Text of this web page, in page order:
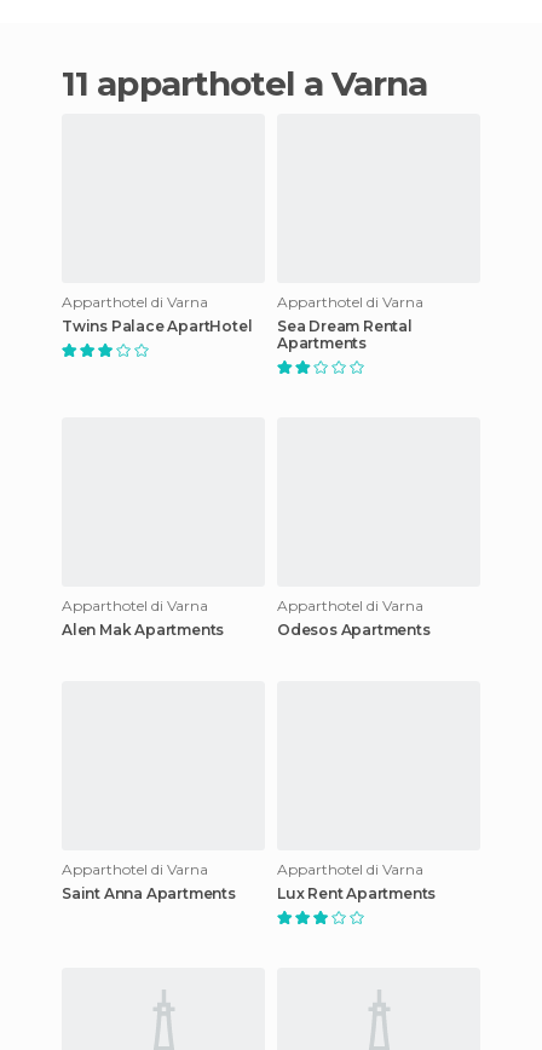
11 apparthotel a Varna
Apparthotel di Varna
Twins Palace ApartHotel
Apparthotel di Varna
Sea Dream Rental
Apartments
Apparthotel di Varna
Alen Mak Apartments
Apparthotel di Varna
Odesos Apartments
Apparthotel di Varna
Saint Anna Apartments
Apparthotel di Varna
Lux Rent Apartments